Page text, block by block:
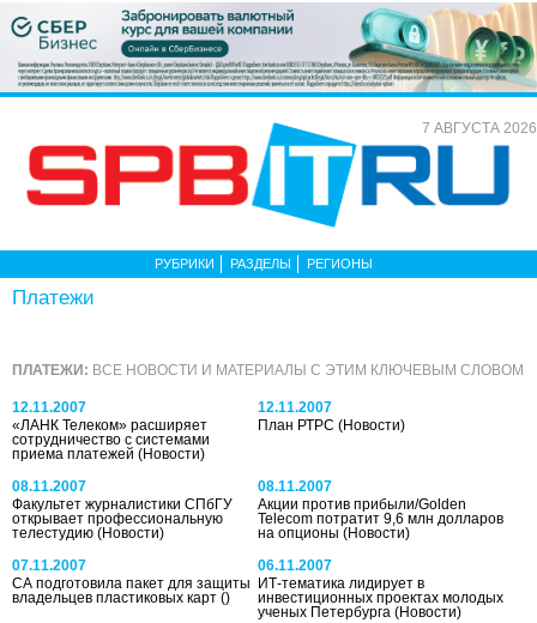
7 АВГУСТА 2026
РУБРИКИ РАЗДЕЛЫ РЕГИОНЫ
Платежи
ПЛАТЕЖИ: ВСЕ НОВОСТИ И МАТЕРИАЛЫ С ЭТИМ КЛЮЧЕВЫМ СЛОВОМ
12.11.2007
«ЛАНК Телеком» расширяет
сотрудничество с системами
приема платежей (Новости)
12.11.2007
План РТРС(Новости)
08.11.2007
Факультет журналистики СПбГУ
открывает профессиональную
телестудию (Новости)
08.11.2007
Акции против прибыли/Golden
Telecom потратит 9,6 млн долларов
на опционы(Новости)
07.11.2007
CA подготовила пакет для защиты
владельцев пластиковых карт ()
06.11.2007
ИТ-тематика лидирует в
инвестиционных проектах молодых
ученых Петербурга(Новости)